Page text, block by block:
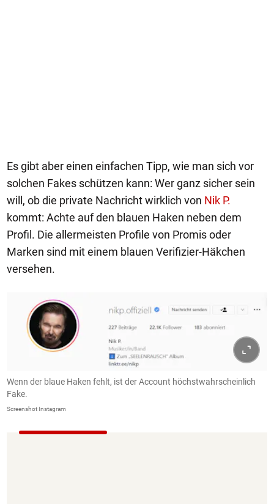
Es gibt aber einen einfachen Tipp, wie man sich vor
solchen Fakes schützen kann: Wer ganz sicher sein
will, ob die private Nachricht wirklich von Nik P.
kommt: Achte auf den blauen Haken neben dem
Profil. Die allermeisten Profile von Promis oder
Marken sind mit einem blauen Verifizier-Häkchen
versehen.
Wenn der blaue Haken fehlt, ist der Account höchstwahrscheinlich
Fake.
Screenshot Instagram